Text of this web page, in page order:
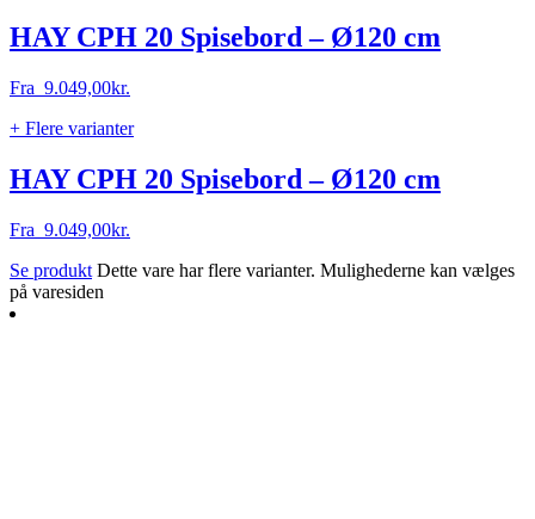
HAY CPH 20 Spisebord – Ø120 cm
Fra 9.049,00kr.
+ Flere varianter
HAY CPH 20 Spisebord – Ø120 cm
Fra 9.049,00kr.
Se produkt Dette vare har flere varianter. Mulighederne kan vælges
på varesiden